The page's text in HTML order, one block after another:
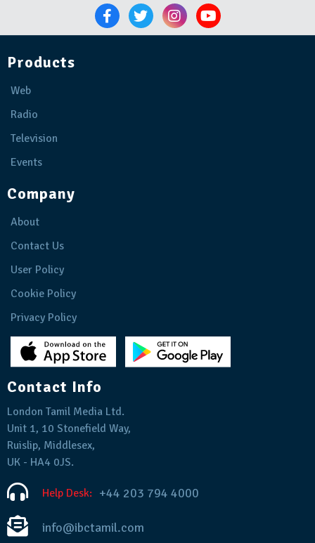
Products
Web
Radio
Television
Events
Company
About
Contact Us
User Policy
Cookie Policy
Privacy Policy
Contact Info
London Tamil Media Ltd.
Unit 1, 10 Stonefield Way,
Ruislip, Middlesex,
UK - HA4 0JS.
Help Desk: +44 203 794 4000
info@ibctamil.com